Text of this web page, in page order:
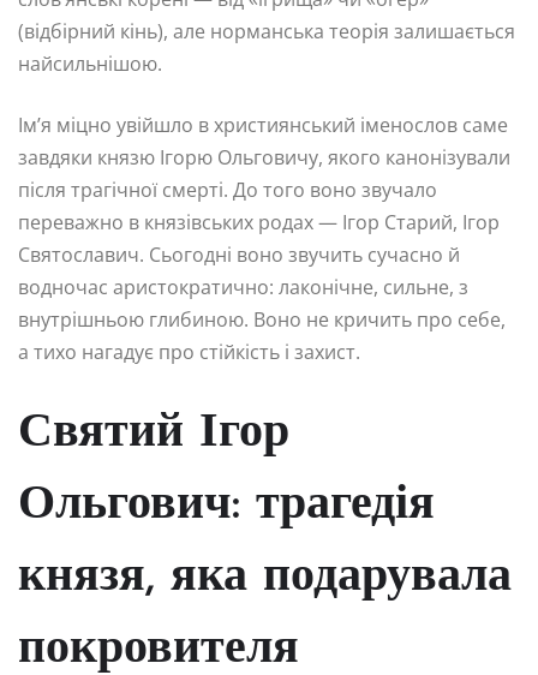
(відбірний кінь), але норманська теорія залишається
найсильнішою.
Ім’я міцно увійшло в християнський іменослов саме
завдяки князю Ігорю Ольговичу, якого канонізували
після трагічної смерті. До того воно звучало
переважно в князівських родах — Ігор Старий, Ігор
Святославич. Сьогодні воно звучить сучасно й
водночас аристократично: лаконічне, сильне, з
внутрішньою глибиною. Воно не кричить про себе,
а тихо нагадує про стійкість і захист.
Святий Ігор
Ольгович: трагедія
князя, яка подарувала
покровителя